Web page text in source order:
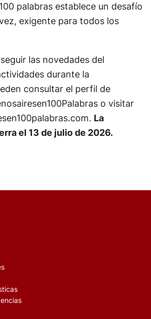
palabras establece un desafío
exigente para todos los
las novedades del
durante la
consultar el perfil de
o visitar
La
el 13 de julio de 2026.